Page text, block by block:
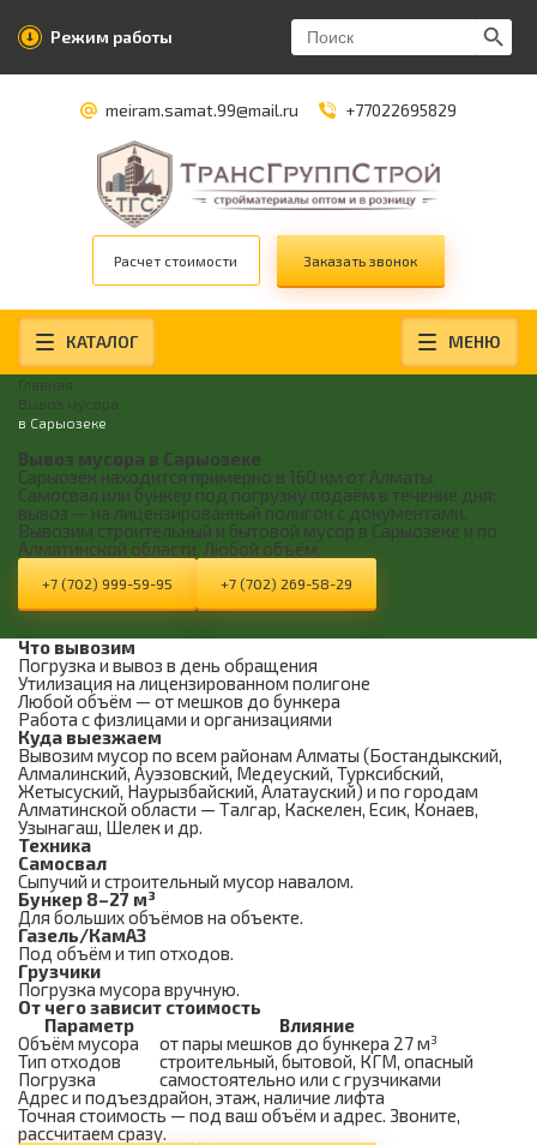
Режим работы
Search
for:
Search
meiram.samat.99@mail.ru +77022695829
Расчет стоимости Заказать звонок
КАТАЛОГ МЕНЮ
Главная
Вывоз мусора
в Сарыозеке
Вывоз мусора в Сарыозеке
Сарыозек находится примерно в 160 км от Алматы.
Самосвал или бункер под погрузку подаём в течение дня;
вывоз — на лицензированный полигон с документами.
Вывозим строительный и бытовой мусор в Сарыозеке и по
Алматинской области. Любой объём.
+7 (702) 999-59-95 +7 (702) 269-58-29
Что вывозим
Погрузка и вывоз в день обращения
Утилизация на лицензированном полигоне
Любой объём — от мешков до бункера
Работа с физлицами и организациями
Куда выезжаем
Вывозим мусор по всем районам Алматы (Бостандыкский,
Алмалинский, Ауэзовский, Медеуский, Турксибский,
Жетысуский, Наурызбайский, Алатауский) и по городам
Алматинской области — Талгар, Каскелен, Есик, Конаев,
Узынагаш, Шелек и др.
Техника
Самосвал
Сыпучий и строительный мусор навалом.
Бункер 8–27 м³
Для больших объёмов на объекте.
Газель/КамАЗ
Под объём и тип отходов.
Грузчики
Погрузка мусора вручную.
От чего зависит стоимость
Параметр
Влияние
Объём мусора
от пары мешков до бункера 27 м³
Тип отходов
строительный, бытовой, КГМ, опасный
Погрузка
самостоятельно или с грузчиками
Адрес и подъездрайон, этаж, наличие лифта
Точная стоимость — под ваш объём и адрес. Звоните,
рассчитаем сразу.